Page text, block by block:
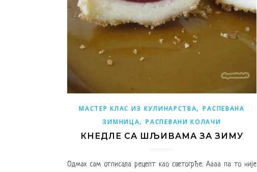
МАСТЕР КЛАС ИЗ КУЛИНАРСТВА,РАСПЕВАНА
ЗИМНИЦА,РАСПЕВАНИ КОЛАЧИ
КНЕДЛЕ СА ШЉИВАМА ЗА ЗИМУ
Одмах сам отписала рецепт као светогрђе. Аааа па то није